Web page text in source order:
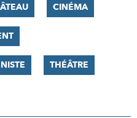
CINÉMA
THÉÂTRE